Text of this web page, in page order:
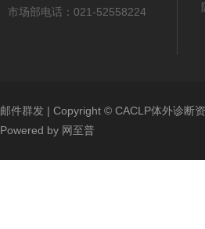
市场部电话：021-52558224
邮件群发 | Copyright © CACLP体外诊断
Powered by 网至普